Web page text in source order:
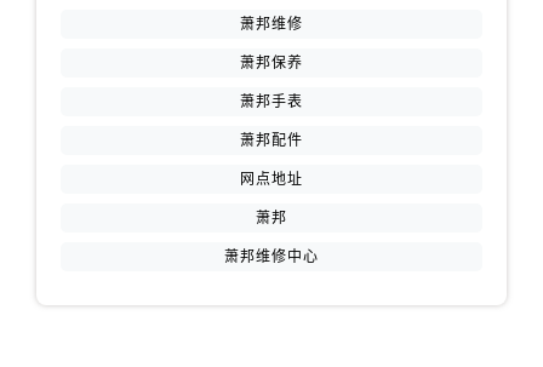
萧邦维修
萧邦保养
萧邦手表
萧邦配件
网点地址
萧邦
萧邦维修中心